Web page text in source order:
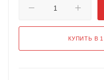
КУПИТЬ В